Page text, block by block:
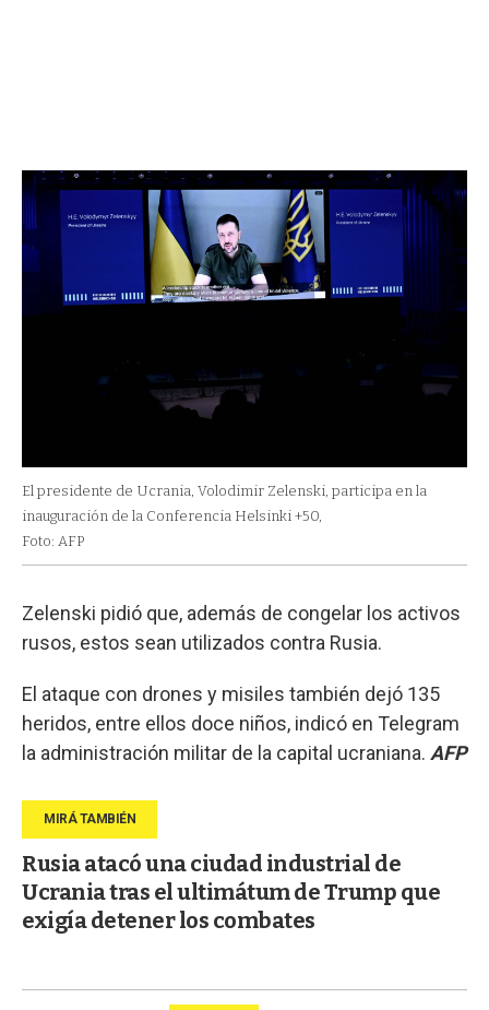
El presidente de Ucrania, Volodimir Zelenski, participa en la
inauguración de la Conferencia Helsinki +50,
Foto: AFP
Zelenski pidió que, además de congelar los activos
rusos, estos sean utilizados contra Rusia.
El ataque con drones y misiles también dejó 135
heridos, entre ellos doce niños, indicó en Telegram
la administración militar de la capital ucraniana. AFP
Rusia atacó una ciudad industrial de
Ucrania tras el ultimátum de Trump que
exigía detener los combates